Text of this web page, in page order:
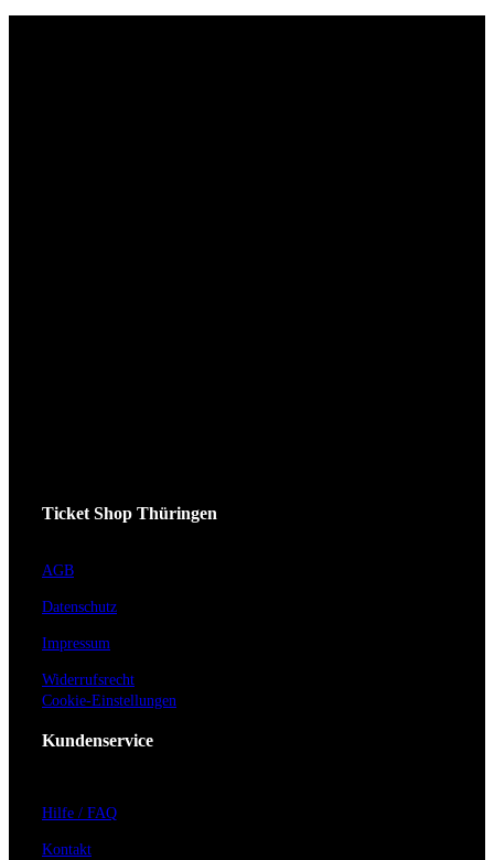
Ticket Shop Thüringen
AGB
Datenschutz
Impressum
Widerrufsrecht
Cookie-Einstellungen
Kundenservice
Hilfe / FAQ
Kontakt